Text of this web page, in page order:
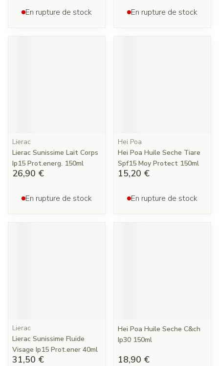
En rupture de stock En rupture de stock
Lierac
Lierac Sunissime Lait Corps
Ip15 Prot.energ. 150ml
26,90 €
En rupture de stock
Hei Poa
Hei Poa Huile Seche Tiare
Spf15 Moy Protect 150ml
15,20 €
En rupture de stock
Lierac
Lierac Sunissime Fluide
Visage Ip15 Prot.ener 40ml
31,50 €
Hei Poa Huile Seche C&ch
Ip30 150ml
18,90 €